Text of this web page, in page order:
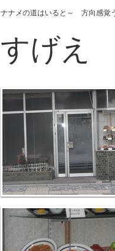
ナナメの道はいると～ 方向感覚
すげえ